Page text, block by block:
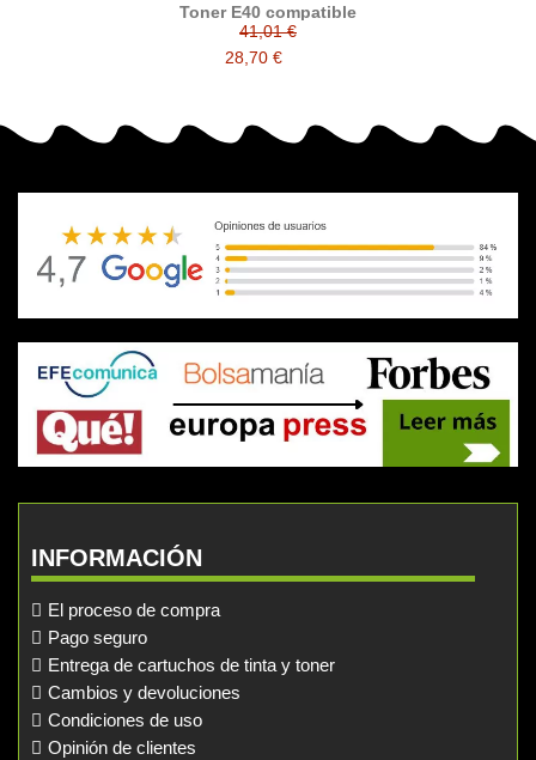
Toner E40 compatible
41,01 €
28,70 €
INFORMACIÓN
El proceso de compra
Pago seguro
Entrega de cartuchos de tinta y toner
Cambios y devoluciones
Condiciones de uso
Opinión de clientes